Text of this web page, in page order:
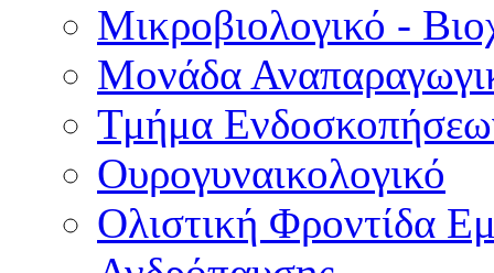
Μικροβιολογικό -
Μονάδα
Τμήμα
Ουρογυναικολογικό
Ολιστική Φροντίδα